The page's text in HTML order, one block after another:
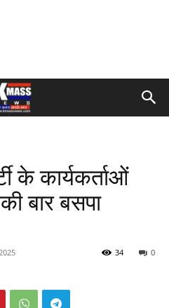
के कार्यकर्ताओं
बार बसपा
0
34